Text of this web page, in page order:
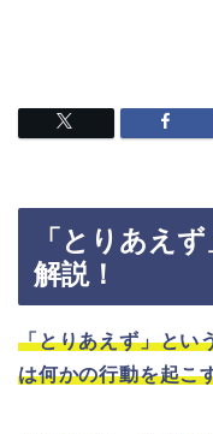
「とりあえ
解説！
「とりあえず」とい
は何かの行動を起こ